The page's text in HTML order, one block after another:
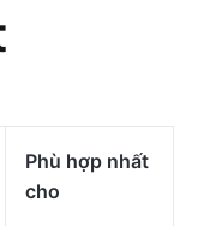
Phù hợp nhất
cho